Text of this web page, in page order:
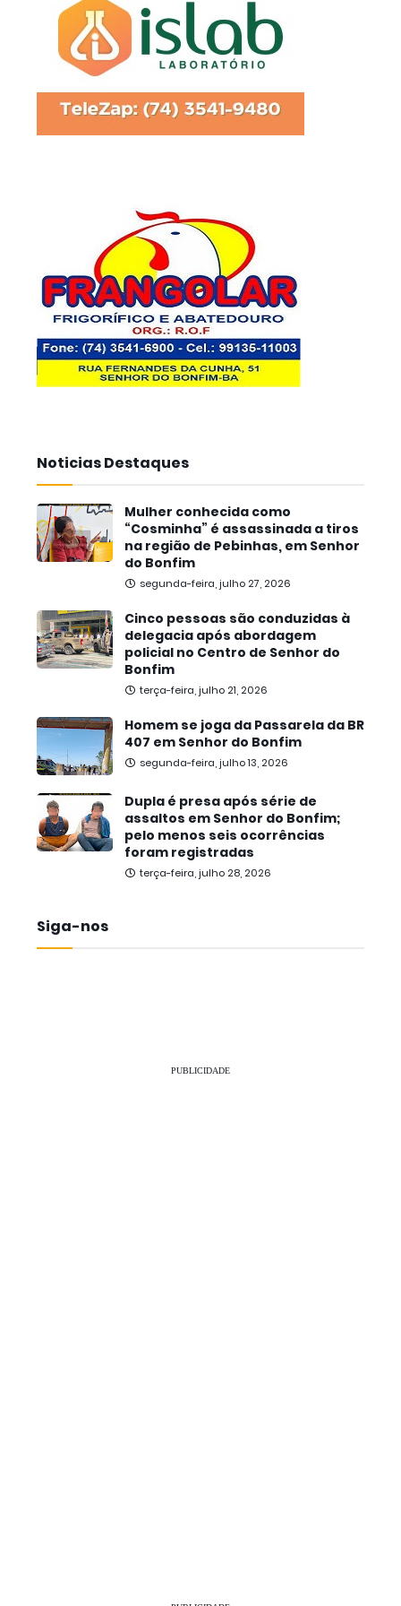
Noticias Destaques
Mulher conhecida como
“Cosminha” é assassinada a tiros
na região de Pebinhas, em Senhor
do Bonfim
segunda-feira, julho 27, 2026
Cinco pessoas são conduzidas à
delegacia após abordagem
policial no Centro de Senhor do
Bonfim
terça-feira, julho 21, 2026
Homem se joga da Passarela da BR
407 em Senhor do Bonfim
segunda-feira, julho 13, 2026
Dupla é presa após série de
assaltos em Senhor do Bonfim;
pelo menos seis ocorrências
foram registradas
terça-feira, julho 28, 2026
Siga-nos
PUBLICIDADE